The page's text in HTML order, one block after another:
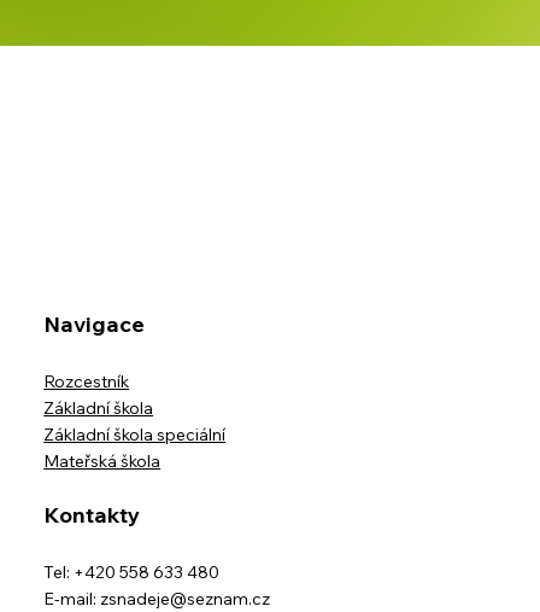
Navigace
Rozcestník
Základní škola
Základní škola speciální
Mateřská škola
Kontakty
Tel: +420 558 633 480
E-mail: zsnadeje@seznam.cz